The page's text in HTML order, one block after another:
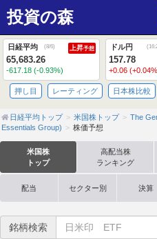
投資の森
日経平均 (8/6) 上昇予想
65,683.26
-617.18 (-0.93%)
ドル円 (
157.78
+0.06
押し目 レーティング 日本株比較
日経平均トップ 米国株トップ
The
Essentials Group)
株価予想
米国株
トップ
高配当株
ランキング
配当 セクター別 決算
銘柄検索